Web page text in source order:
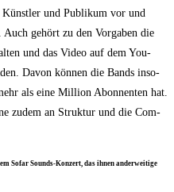
Künst­ler und Publi­kum vor und
gehört zu den Vor­ga­ben die
und das Video auf dem You­
Davon kön­nen die Bands inso­
als eine Mil­li­on Abon­nen­ten hat.
zudem an Struk­tur und die Com­
Sofar Sounds-Kon­zert, das ihnen ander­wei­ti­ge